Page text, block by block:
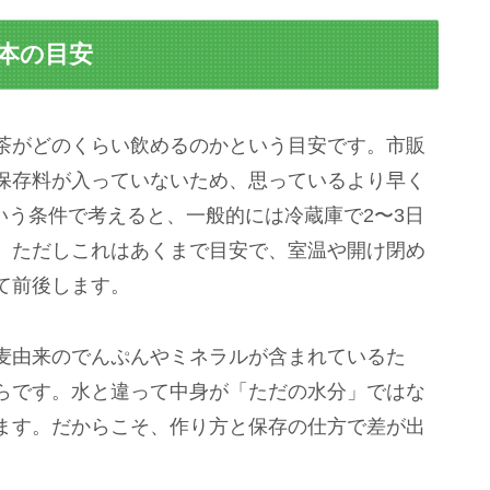
の目安
どのくらい飲めるのかという目安です。市販
料が入っていないため、思っているより早く
条件で考えると、一般的には冷蔵庫で2〜3日
だしこれはあくまで目安で、室温や開け閉め
後します。
来のでんぷんやミネラルが含まれているた
す。水と違って中身が「ただの水分」ではな
。だからこそ、作り方と保存の仕方で差が出